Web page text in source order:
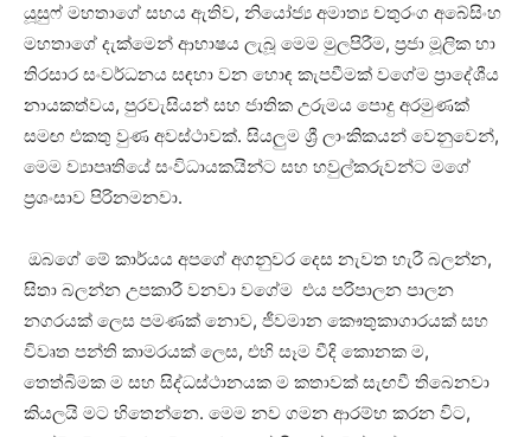
යූසුෆ් මහතාගේ සහය ඇතිව, නියෝජ්‍ය අමාත්‍ය චතුරංග අබේසිංහ
මහතාගේ දැක්මෙන් ආභාෂය ලැබූ මෙම මුලපිරීම, ප්‍රජා මූලික හා
තිරසාර සංවර්ධනය සඳහා වන හොඳ කැපවීමක් වගේම ප්‍රාදේශීය
නායකත්වය, පුරවැසියන් සහ ජාතික උරුමය පොදු අරමුණක්
සමඟ එකතු වුණ අවස්ථාවක්. සියලුම ශ්‍රී ලාංකිකයන් වෙනුවෙන්,
මෙම ව්‍යාපෘතියේ සංවිධායකයින්ට සහ හවුල්කරුවන්ට මගේ
ප්‍රශංසාව පිරිනමනවා.
ඔබගේ මේ කාර්යය අපගේ අගනුවර දෙස නැවත හැරී බලන්න,
සිතා බලන්න උපකාරී වනවා වගේම එය පරිපාලන පාලන
නගරයක් ලෙස පමණක් නොව, ජීවමාන කෞතුකාගාරයක් සහ
විවෘත පන්ති කාමරයක් ලෙස, එහි සෑම වීදි කොනක ම,
තෙත්බිමක ම සහ සිද්ධස්ථානයක ම කතාවක් සැඟවී තිබෙනවා
කියලයි මට හිතෙන්නෙ. මෙම නව ගමන ආරම්භ කරන විට,